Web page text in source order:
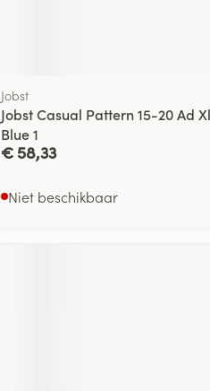
Jobst
Jobst Casual Pattern 15-20 Ad
Blue 1
€ 58,33
Niet beschikbaar